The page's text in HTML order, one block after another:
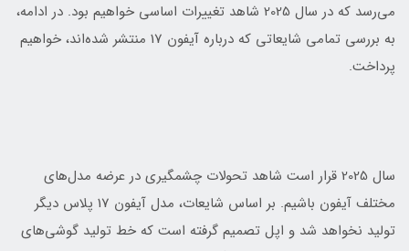
می‌رسد که در سال 2025 شاهد تغییرات اساسی خواهیم بود. در ادامه،
به بررسی تمامی شایعاتی که درباره آیفون 17 منتشر شده‌اند، خواهیم
پرداخت.
سال 2025 قرار است شاهد تحولات چشمگیری در عرضه مدل‌های
مختلف آیفون باشیم. بر اساس شایعات، مدل آیفون 17 پلاس دیگر
تولید نخواهد شد و اپل تصمیم گرفته است که خط تولید گوشی‌های